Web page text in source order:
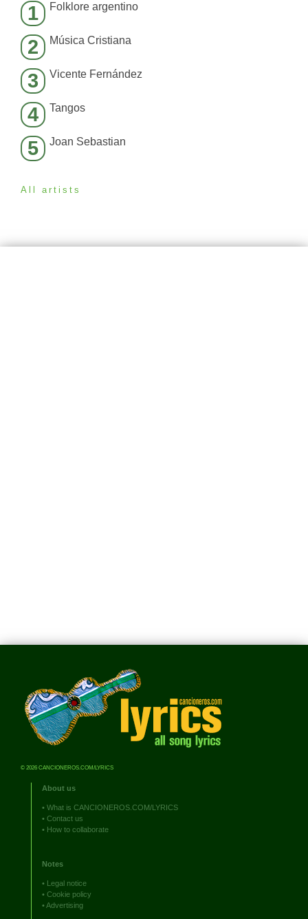
1 Folklore argentino
2 Música Cristiana
3 Vicente Fernández
4 Tangos
5 Joan Sebastian
All artists
© 2026 CANCIONEROS.COM/LYRICS
About us
• What is CANCIONEROS.COM/LYRICS
• Contact us
• How to collaborate
Notes
•
Legal notice
• Cookie policy
•Advertising